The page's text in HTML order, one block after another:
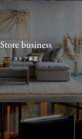
Store business
ストア事業